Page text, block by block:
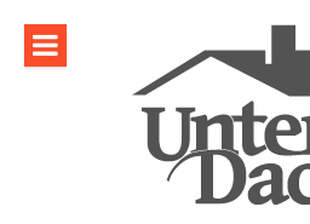
zum
Inhalt